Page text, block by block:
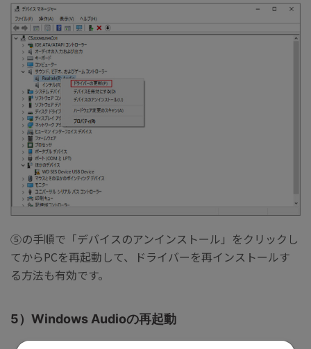
⑤の手順で「デバイスのアンインストール」をクリックし
てからPCを再起動して、ドライバーを再インストールす
る方法も有効です。
5）Windows Audioの再起動